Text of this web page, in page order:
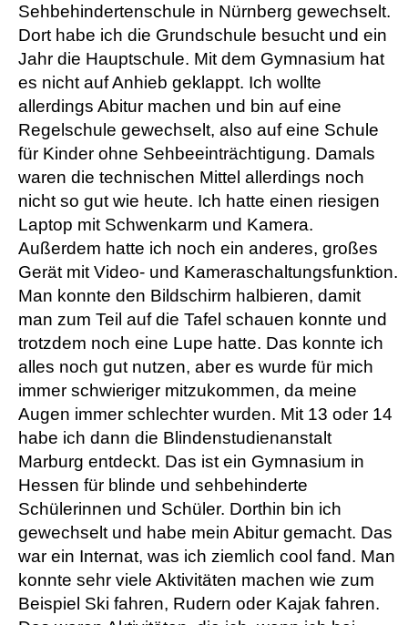
Sehbehindertenschule in Nürnberg gewechselt.
Dort habe ich die Grundschule besucht und ein
Jahr die Hauptschule. Mit dem Gymnasium hat
es nicht auf Anhieb geklappt. Ich wollte
allerdings Abitur machen und bin auf eine
Regelschule gewechselt, also auf eine Schule
für Kinder ohne Sehbeeinträchtigung. Damals
waren die technischen Mittel allerdings noch
nicht so gut wie heute. Ich hatte einen riesigen
Laptop mit Schwenkarm und Kamera.
Außerdem hatte ich noch ein anderes, großes
Gerät mit Video- und Kameraschaltungsfunktion.
Man konnte den Bildschirm halbieren, damit
man zum Teil auf die Tafel schauen konnte und
trotzdem noch eine Lupe hatte. Das konnte ich
alles noch gut nutzen, aber es wurde für mich
immer schwieriger mitzukommen, da meine
Augen immer schlechter wurden. Mit 13 oder 14
habe ich dann die Blindenstudienanstalt
Marburg entdeckt. Das ist ein Gymnasium in
Hessen für blinde und sehbehinderte
Schülerinnen und Schüler. Dorthin bin ich
gewechselt und habe mein Abitur gemacht. Das
war ein Internat, was ich ziemlich cool fand. Man
konnte sehr viele Aktivitäten machen wie zum
Beispiel Ski fahren, Rudern oder Kajak fahren.